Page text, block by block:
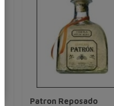
Patron Reposado